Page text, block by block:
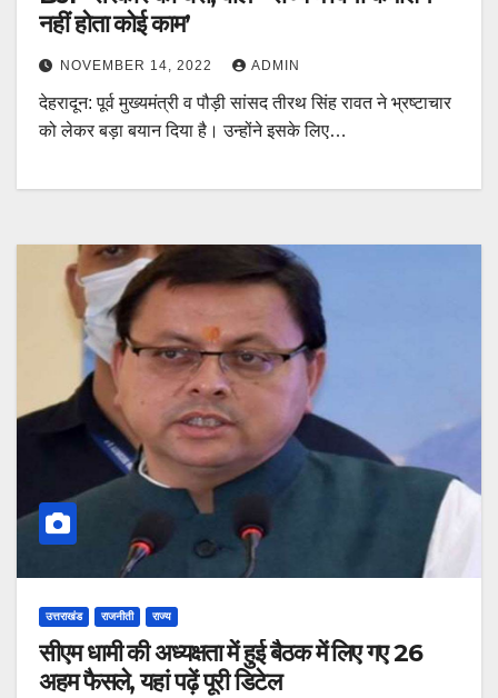
नहीं होता कोई काम’
NOVEMBER 14, 2022 ADMIN
देहरादून: पूर्व मुख्यमंत्री व पौड़ी सांसद तीरथ सिंह रावत ने भ्रष्टाचार
को लेकर बड़ा बयान दिया है। उन्होंने इसके लिए…
उत्तराखंड राजनीती राज्य
सीएम धामी की अध्यक्षता में हुई बैठक में लिए गए 26
अहम फैसले, यहां पढ़ें पूरी डिटेल